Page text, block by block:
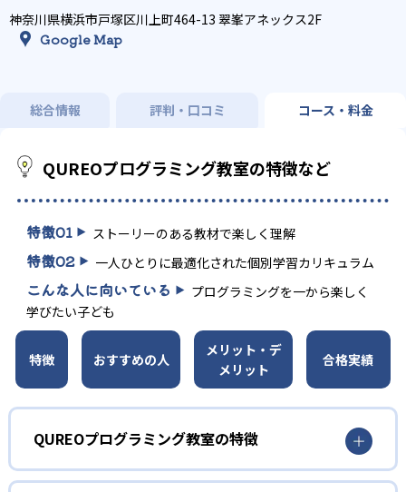
神奈川県横浜市戸塚区川上町464-13 翠峯アネックス2F
Google Map
総合情報 評判・口コミ コース・料金
QUREOプログラミング教室の特徴など
特徴01 ストーリーのある教材で楽しく理解
特徴02 一人ひとりに最適化された個別学習カリキュラム
こんな人に向いている
プログラミングを一から楽しく
学びたい子ども
特徴 おすすめの人
メリット・デ
メリット
合格実績
QUREOプログラミング教室の特徴
1